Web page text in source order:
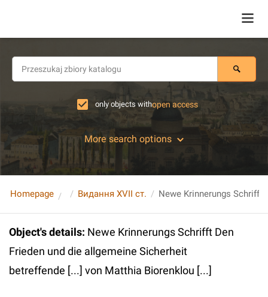
only objects withopen access
More search options
Homepage Видання XVII ст.
Object's details: Newe Krinnerungs Schrifft Den
Frieden und die allgemeine Sicherheit
betreffende [...] von Matthia Biorenklou [...]